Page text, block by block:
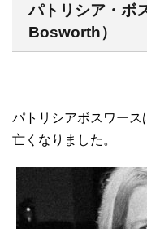
パトリシア・ボ
Bosworth）
パトリシアボスワー
亡くなりました。